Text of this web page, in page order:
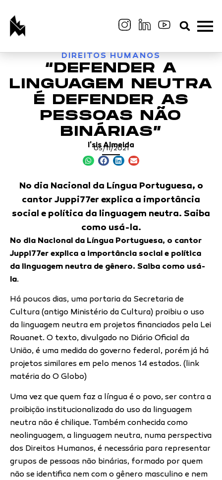
DIREITOS HUMANOS
“DEFENDER A
LINGUAGEM NEUTRA
É DEFENDER AS
PESSOAS NÃO
BINÁRIAS”
I'sis Almeida
05/11/2021
No dia Nacional da Língua Portuguesa, o
cantor Juppi77er explica a importância
social e política da linguagem neutra. Saiba
como usá-la.
No dia Nacional da Língua Portuguesa, o cantor
Juppi77er explica a importância social e política
da linguagem neutra de gênero. Saiba como usá-
la.
Há poucos dias, uma portaria da Secretaria de
Cultura (antigo Ministério da Cultura) proibiu o uso
da linguagem neutra em projetos financiados pela Lei
Rouanet. O texto, divulgado no Diário Oficial da
União, é uma medida do governo federal, porém já há
projetos similares em pelo menos 14 estados. (link
matéria do O Globo)
Uma vez que quem faz a língua é o povo, ser contra a
proibição institucionalizada do uso da linguagem
neutra não é chilique. Também conhecida como
neolinguagem, a linguagem neutra, numa perspectiva
dos Direitos Humanos, é necessária para representar
grupos de pessoas não binárias, formado por quem
não se identifica nem com o gênero masculino e nem